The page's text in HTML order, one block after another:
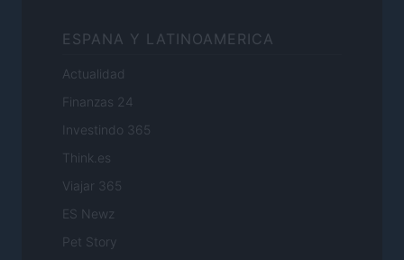
ESPANA Y LATINOAMERICA
Actualidad
Finanzas 24
Investindo 365
Think.es
Viajar 365
ES Newz
Pet Story